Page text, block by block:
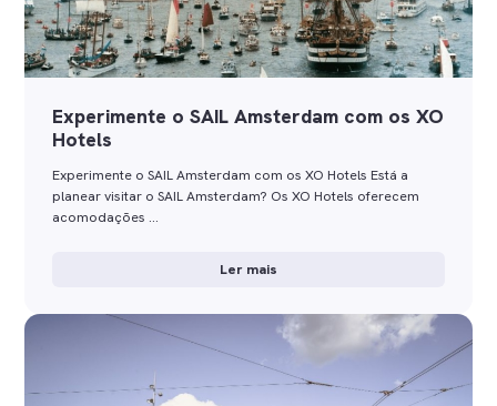
Experimente o SAIL Amsterdam com os XO
Hotels
Experimente o SAIL Amsterdam com os XO Hotels Está a
planear visitar o SAIL Amsterdam? Os XO Hotels oferecem
acomodações …
Ler mais